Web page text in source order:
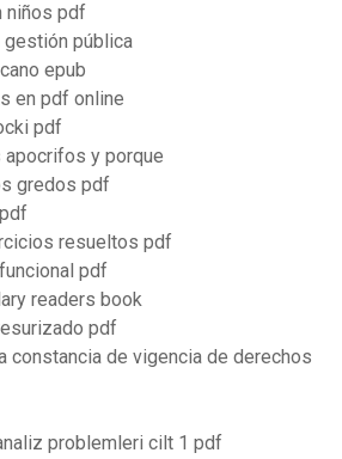
niños pdf
pública
epub
en pdf online
pdf
y porque
gredos pdf
resueltos pdf
pdf
readers book
pdf
constancia de vigencia de derechos
problemleri cilt 1 pdf